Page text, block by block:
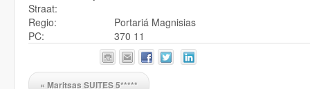
Straat:
Regio:
Portariá Magnisias
PC:
370 11
« Maritsas SUITES 5*****